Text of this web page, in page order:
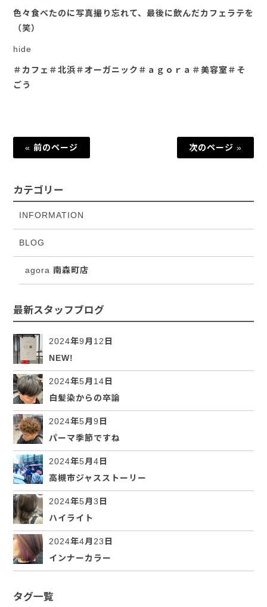
色々食べたのに写真撮り忘れて、最後に飲んだカフェラテを
（笑）
hide
＃カフェ＃北浜＃オーガニック＃ａｇｏｒａ＃美容室＃そ
ごう
« 前のページ 次のページ »
カテゴリー
INFORMATION
BLOG
agora 南森町店
最新スタッフブログ
2024年9月12日
NEW!
2024年5月14日
白髪染からの卒論
2024年5月9日
パーマ季節ですね
2024年5月4日
高槻市ジャスストーリー
2024年5月3日
ハイライト
2024年4月23日
インナーカラー
タグ一覧